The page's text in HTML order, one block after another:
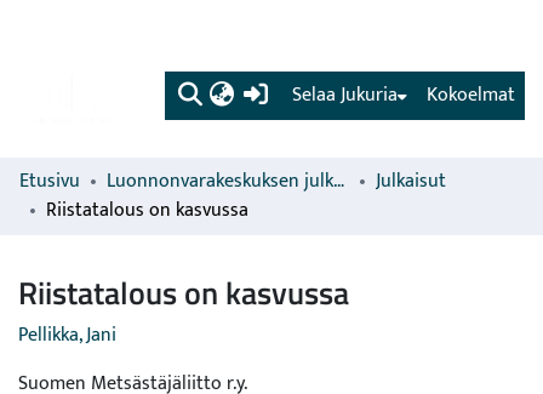
(current) Kokoelmat
Selaa Jukuria
Etusivu Luonnonvarakeskuksen julkaisut
Julkaisut
Riistatalous on kasvussa
Riistatalous on kasvussa
Pellikka, Jani
Suomen Metsästäjäliitto r.y.